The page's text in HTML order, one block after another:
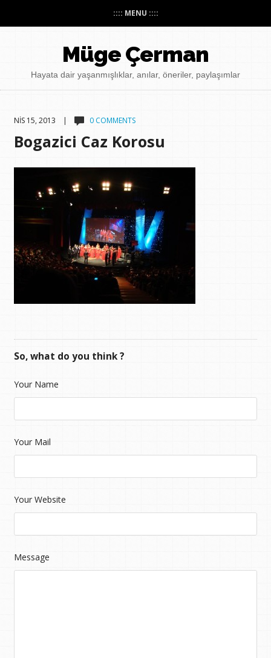
:::: MENU ::::
Müge Çerman
Hayata dair yaşanmışlıklar, anılar, öneriler, paylaşımlar
NIS 15, 2013 | 0 COMMENTS
Bogazici Caz Korosu
So, what do you think ?
Your Name
Your Mail
Your Website
Message